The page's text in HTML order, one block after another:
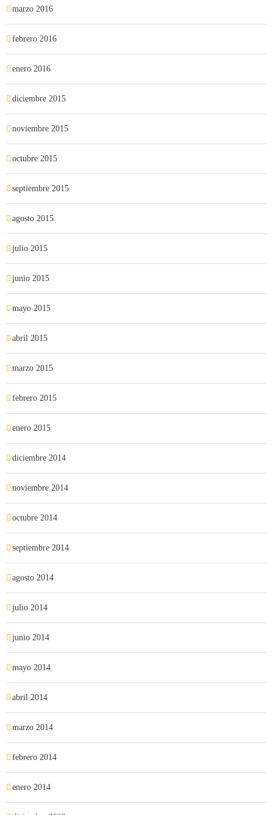
marzo 2016
febrero 2016
enero 2016
diciembre 2015
noviembre 2015
octubre 2015
septiembre 2015
agosto 2015
julio 2015
junio 2015
mayo 2015
abril 2015
marzo 2015
febrero 2015
enero 2015
diciembre 2014
noviembre 2014
octubre 2014
septiembre 2014
agosto 2014
julio 2014
junio 2014
mayo 2014
abril 2014
marzo 2014
febrero 2014
enero 2014